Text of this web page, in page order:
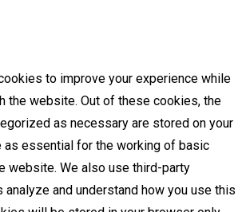
to improve your experience while
the website. Out of these cookies, the
as necessary are stored on your
as essential for the working of basic
website. We also use third-party
and understand how you use this